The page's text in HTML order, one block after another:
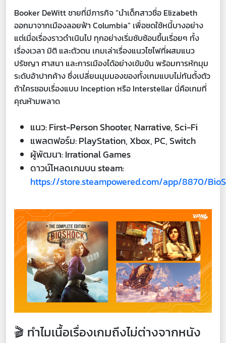
Booker DeWitt ชายที่มีภารกิจ “นำเด็กสาวชื่อ Elizabeth
ออกมาจากเมืองลอยฟ้า Columbia” เพื่อชดใช้หนี้บางอย่าง
แต่เมื่อเรื่องราวดำเนินไป ทุกอย่างเริ่มซับซ้อนขึ้นเรื่อยๆ ทั้ง
เรื่องเวลา มิติ และตัวตน เกมเล่าเรื่องแนวไซไฟที่ผสมแนว
ปรัชญา ศาสนา และการเมืองได้อย่างเข้มข้น พร้อมการหักมุม
ระดับอ้าปากค้าง ซึ่งเปลี่ยนมุมมองของทั้งเกมแบบไม่ทันตั้งตัว
ถ้าใครชอบเรื่องแบบ Inception หรือ Interstellar นี่คือเกมที่
คุณห้ามพลาด
แนว: First-Person Shooter, Narrative, Sci-Fi
แพลตฟอร์ม: PlayStation, Xbox, PC, Switch
ผู้พัฒนา: Irrational Games
ดาวน์โหลดเกมบน steam:
https://store.steampowered.com/app/8870/
🎬 ทำไมเนื้อเรื่องเกมถึงไม่ต่างจากหนัง